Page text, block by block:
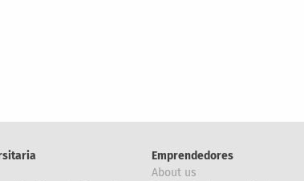
Emprendedores
About us